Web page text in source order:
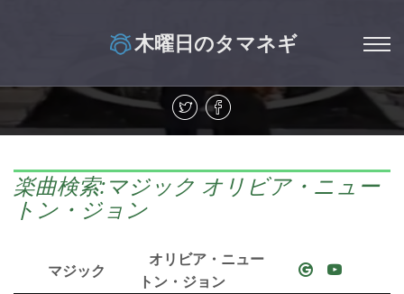
木曜日のタマネギ
楽曲検索:マジック オリビア・ニュー
トン・ジョン
マジック
オリビア・ニュー
トン・ジョン